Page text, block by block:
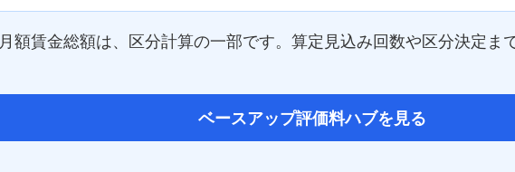
月額賃金総額は、区分計算の一部です。算定見込み回数や区分決定
ベースアップ評価料ハブを見る